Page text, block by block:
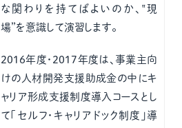
な関わりを持てばよいのか、‟現
場”を意識して演習します。
2016年度・2017年度は、事業主向
けの人材開発支援助成金の中にキ
ャリア形成支援制度導入コースとし
て「セルフ・キャリアドック制度」導